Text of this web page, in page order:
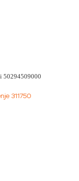
50294509000